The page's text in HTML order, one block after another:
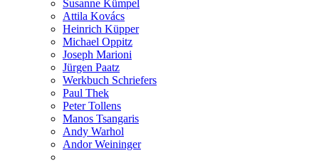
Susanne Kümpel
Attila Kovács
Heinrich Küpper
Michael Oppitz
Joseph Marioni
Jürgen Paatz
Werkbuch Schriefers
Paul Thek
Peter Tollens
Manos Tsangaris
Andy Warhol
Andor Weininger